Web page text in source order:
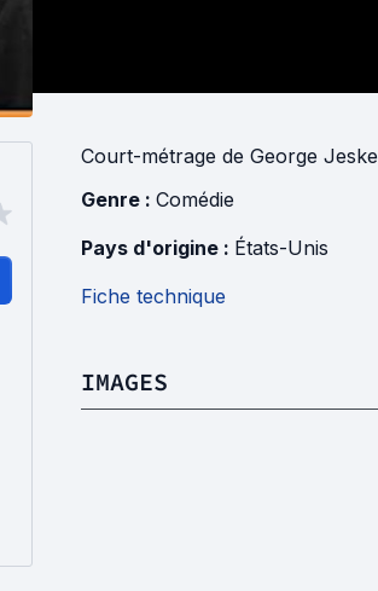
Court-métrage de George Jeske
Genre : Comédie
Pays d'origine : États-Unis
Fiche technique
IMAGES